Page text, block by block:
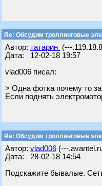
Re: Обсудим троллинговые
Автор: татарин (---
Дата: 12-02-18 19:57
vlad006 писал:
> Одна фотка почему то
Если поднять
Re: Обсудим троллинговые
Автор: vlad006 (---
Дата: 28-02-18 14:54
Подскажите бывалые.